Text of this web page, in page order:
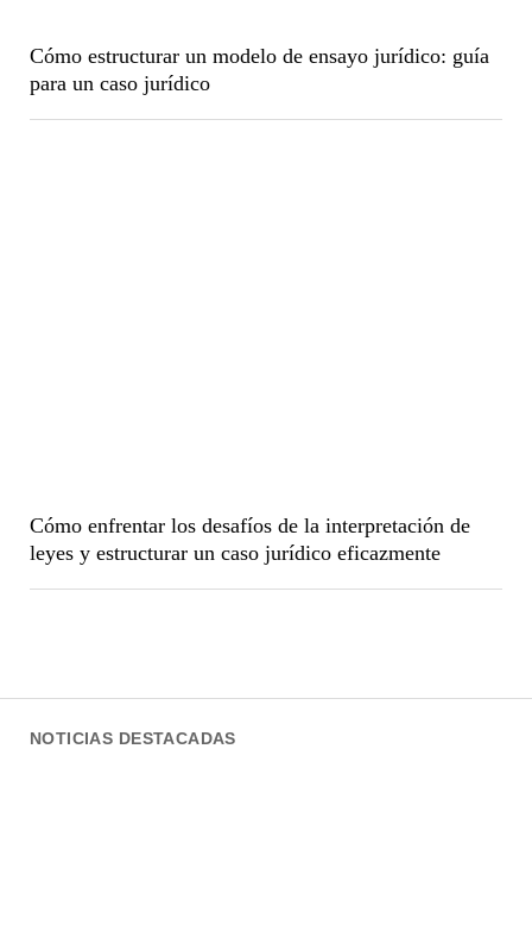
NOTICIAS DESTACADAS
Cómo estructurar un modelo de ensayo jurídico: guía
para un caso jurídico
Cómo enfrentar los desafíos de la interpretación de
leyes y estructurar un caso jurídico eficazmente